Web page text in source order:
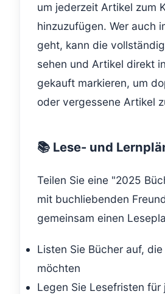
um jederzeit Artikel zum
hinzuzufügen. Wer auch
geht, kann die
sehen und Artikel direkt
gekauft markieren, um
oder vergessene Artikel
📚 Lese- und
Teilen Sie eine "2025
mit buchliebenden
gemeinsam einen
Listen Sie Bücher auf, die
möchten
Legen Sie Lesefristen